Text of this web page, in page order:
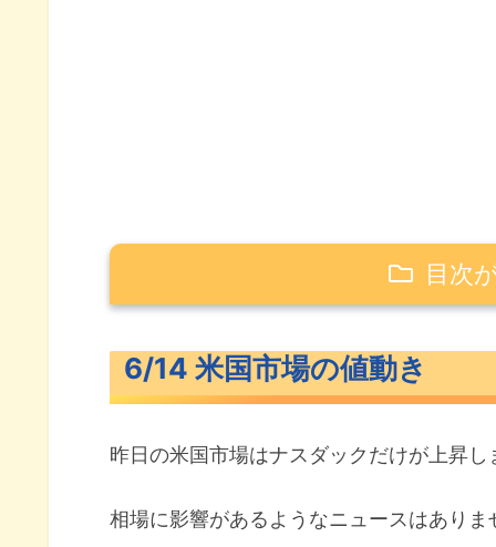
目次
米主要3指数の値動き
S&P500ヒートマップ
セクター別パフォーマンス
6/14 米国市場の値動き
昨日の米国市場はナスダックだけが上昇し
相場に影響があるようなニュースはあり